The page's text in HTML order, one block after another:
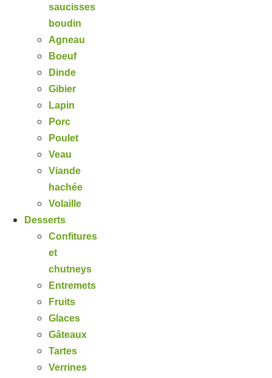
saucisses
boudin
Agneau
Boeuf
Dinde
Gibier
Lapin
Porc
Poulet
Veau
Viande
hachée
Volaille
Desserts
Confitures
et
chutneys
Entremets
Fruits
Glaces
Gâteaux
Tartes
Verrines